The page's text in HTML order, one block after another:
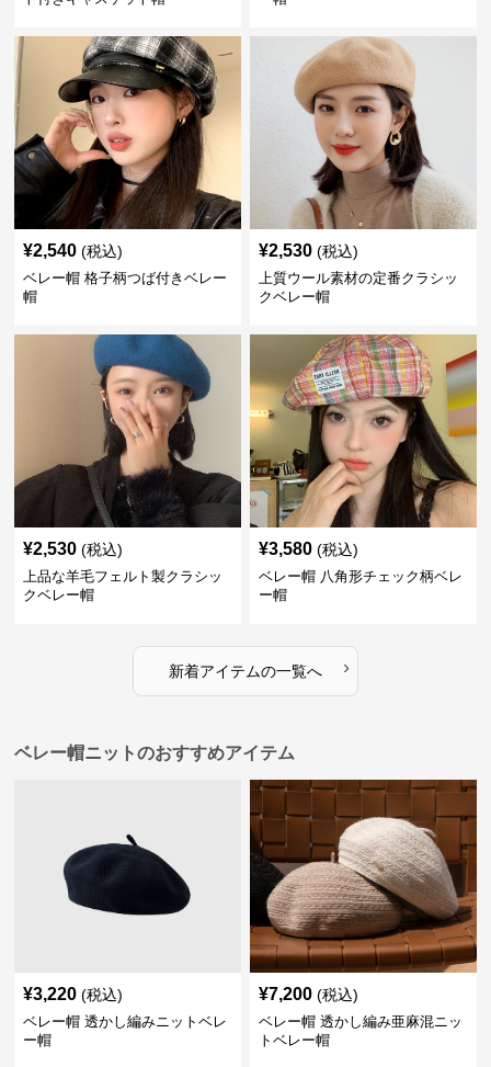
¥2,540 (税込)
ベレー帽 格子柄つば付きベレー
帽
¥2,530 (税込)
上質ウール素材の定番クラシッ
クベレー帽
¥2,530 (税込)
上品な羊毛フェルト製クラシッ
クベレー帽
¥3,580 (税込)
ベレー帽 八角形チェック柄ベレ
ー帽
新着アイテムの一覧へ ›
ベレー帽ニットのおすすめアイテム
¥3,220 (税込)
ベレー帽 透かし編みニットベレ
ー帽
¥7,200 (税込)
ベレー帽 透かし編み亜麻混ニッ
トベレー帽